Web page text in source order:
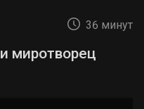
36 минут
миротворец